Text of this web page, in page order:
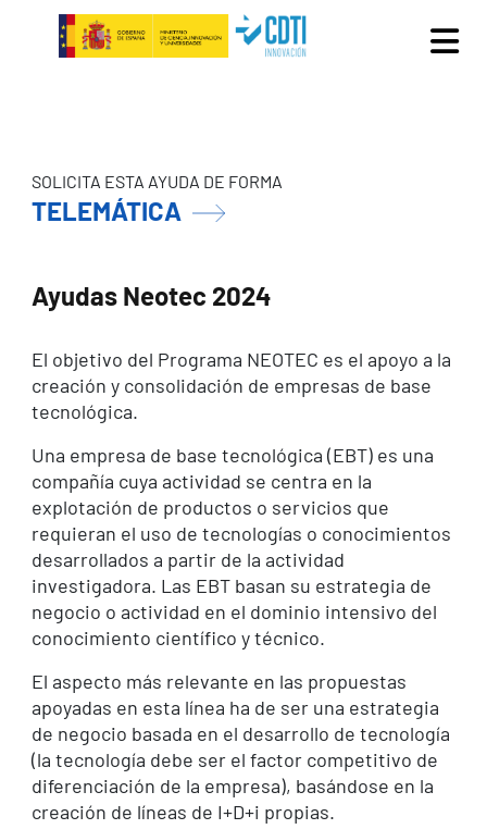
Pasar al contenido principal
SOLICITA ESTA AYUDA DE FORMA
TELEMÁTICA
Ayudas Neotec 2024
El objetivo del Programa NEOTEC es el apoyo a la
creación y consolidación de empresas de base
tecnológica.
Una empresa de base tecnológica (EBT) es una
compañía cuya actividad se centra en la
explotación de productos o servicios que
requieran el uso de tecnologías o conocimientos
desarrollados a partir de la actividad
investigadora. Las EBT basan su estrategia de
negocio o actividad en el dominio intensivo del
conocimiento científico y técnico.
El aspecto más relevante en las propuestas
apoyadas en esta línea ha de ser una estrategia
de negocio basada en el desarrollo de tecnología
(la tecnología debe ser el factor competitivo de
diferenciación de la empresa), basándose en la
creación de líneas de I+D+i propias.